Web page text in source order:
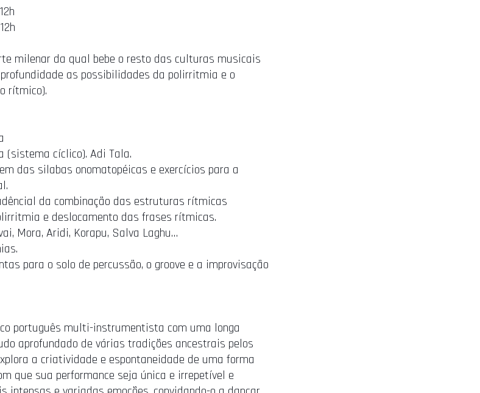
milenar da qual bebe o resto das culturas musicais
as possibilidades da polirritmia e o
rítmico).
(sistema cíclico). Adi Tala.
das silabas onomatopéicas e exercícios para a
da combinação das estruturas rítmicas
e deslocamento das frases rítmicas.
Mora, Aridi, Korapu, Salva Laghu…
para o solo de percussão, o groove e a improvisação
português multi-instrumentista com uma longa
aprofundado de várias tradições ancestrais pelos
a criatividade e espontaneidade de uma forma
que sua performance seja única e irrepetível e